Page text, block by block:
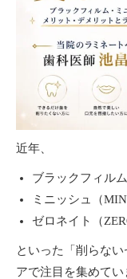
近年、
ブラックフィル
ミニッシュ（
ゼロネイト（
といった「削らな
アで注目を集めてい